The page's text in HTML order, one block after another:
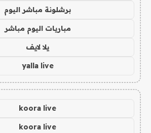
برشلونة مباشر اليوم
مباريات اليوم مباشر
يلا لايف
yalla live
koora live
koora live